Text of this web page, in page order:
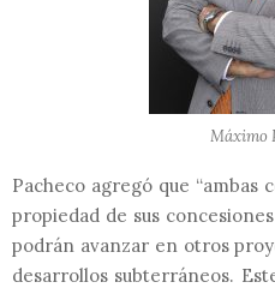
Máximo
Pacheco agregó que
propiedad de sus
podrán avanzar en otros
desarrollos subterráneos.